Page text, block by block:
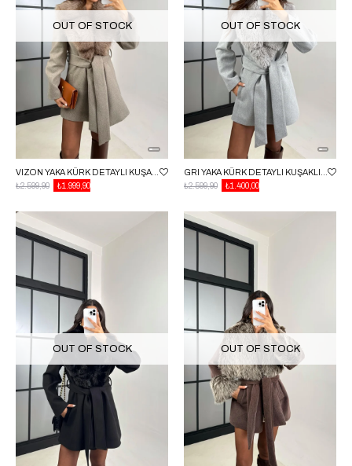
OUT OF STOCK
₺1.999,90
₺2.599,90
OUT OF STOCK
₺1.400,00
₺2.599,90
OUT OF STOCK OUT OF STOCK